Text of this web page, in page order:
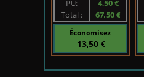
PU:
4,50 €
Total :
67,50 €
Économisez
13,50 €